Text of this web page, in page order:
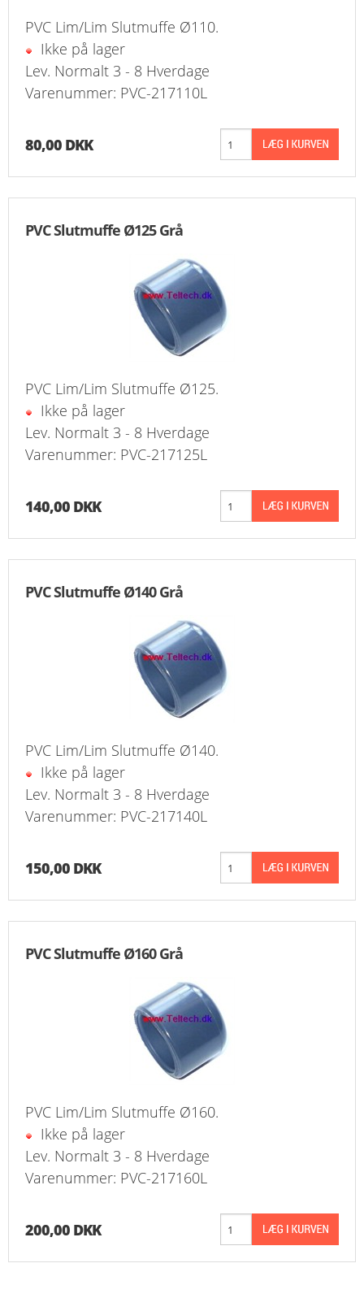
PVC Lim/Lim Slutmuffe Ø110.
Ikke på lager
Lev. Normalt 3 - 8 Hverdage
Varenummer: PVC-217110L
80,00 DKK
PVC Slutmuffe Ø125 Grå
PVC Lim/Lim Slutmuffe Ø125.
Ikke på lager
Lev. Normalt 3 - 8 Hverdage
Varenummer: PVC-217125L
140,00 DKK
PVC Slutmuffe Ø140 Grå
PVC Lim/Lim Slutmuffe Ø140.
Ikke på lager
Lev. Normalt 3 - 8 Hverdage
Varenummer: PVC-217140L
150,00 DKK
PVC Slutmuffe Ø160 Grå
PVC Lim/Lim Slutmuffe Ø160.
Ikke på lager
Lev. Normalt 3 - 8 Hverdage
Varenummer: PVC-217160L
200,00 DKK